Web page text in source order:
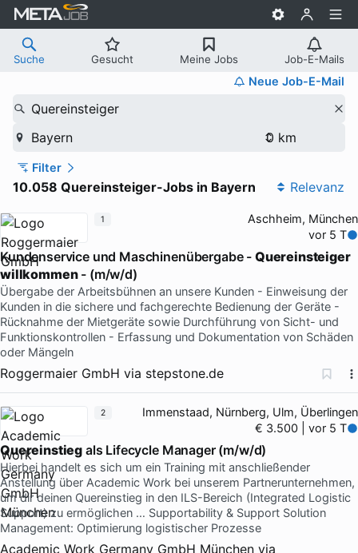
Suche Gesucht Meine Jobs Job-E-Mails
Neue Job-E-Mail
Quereinsteiger
Bayern
Filter
10.058 Quereinsteiger-Jobs in Bayern Relevanz
Aschheim, München
vor 5 T
Kundenservice und Maschinenübergabe - Quereinsteiger
willkommen- (m/w/d)
Übergabe der Arbeitsbühnen an unsere Kunden - Einweisung der
Kunden in die sichere und fachgerechte Bedienung der Geräte -
Rücknahme der Mietgeräte sowie Durchführung von Sicht- und
Funktionskontrollen - Erfassung und Dokumentation von Schäden
oder Mängeln
Roggermaier GmbH via stepstone.de
1
Immenstaad, Nürnberg, Ulm, Überlingen
€ 3.500 | vor 5 T
Quereinstieg als Lifecycle Manager (m/w/d)
Hierbei handelt es sich um ein Training mit anschließender
Anstellung über Academic Work bei unserem Partnerunternehmen,
um dir deinen Quereinstieg in den ILS-Bereich (Integrated Logistic
Support) zu ermöglichen … Supportability & Support Solution
Management: Optimierung logistischer Prozesse
Academic Work Germany GmbH München via
2